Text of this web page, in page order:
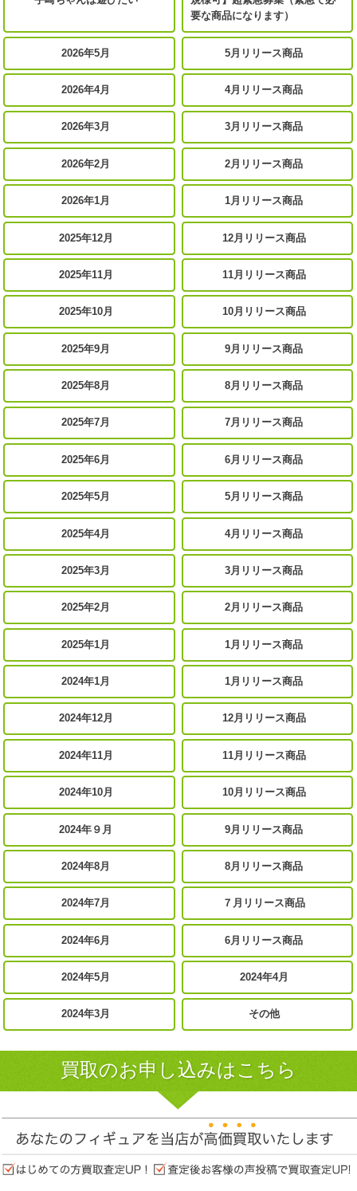
要な商品になります）
2026年5月 5月リリース商品
2026年4月 4月リリース商品
2026年3月 3月リリース商品
2026年2月 2月リリース商品
2026年1月 1月リリース商品
2025年12月 12月リリース商品
2025年11月 11月リリース商品
2025年10月 10月リリース商品
2025年9月 9月リリース商品
2025年8月 8月リリース商品
2025年7月 7月リリース商品
2025年6月 6月リリース商品
2025年5月 5月リリース商品
2025年4月 4月リリース商品
2025年3月 3月リリース商品
2025年2月 2月リリース商品
2025年1月 1月リリース商品
2024年1月 1月リリース商品
2024年12月 12月リリース商品
2024年11月 11月リリース商品
2024年10月 10月リリース商品
2024年９月 9月リリース商品
2024年8月 8月リリース商品
2024年7月 ７月リリース商品
2024年6月 6月リリース商品
2024年5月 2024年4月
2024年3月 その他
買取のお申し込みはこちら